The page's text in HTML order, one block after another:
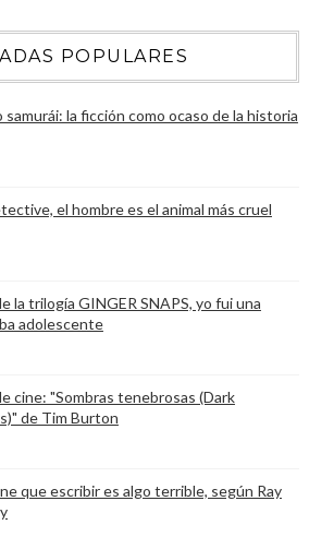
POPULARES
samurái: la ficción como ocaso de la historia
el hombre es el animal más cruel
la trilogía GINGER SNAPS, yo fui una
adolescente
cine: "Sombras tenebrosas (Dark
de Tim Burton
que escribir es algo terrible, según Ray